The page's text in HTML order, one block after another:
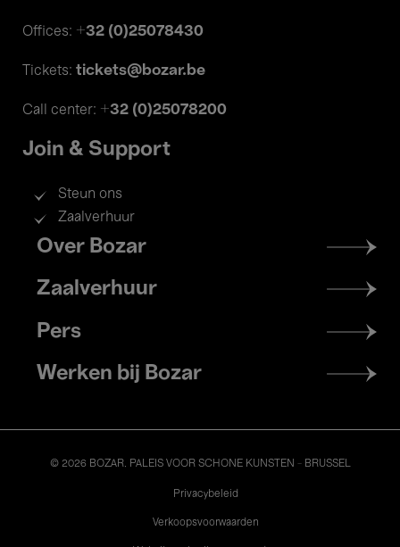
Offices: +32 (0)25078430
Tickets: tickets@bozar.be
Call center: +32 (0)25078200
Join & Support
Steun ons
Zaalverhuur
Footer
menu
Over Bozar
Zaalverhuur
Pers
Werken bij Bozar
© 2026 BOZAR. PALEIS VOOR SCHONE KUNSTEN - BRUSSEL
Privacybeleid
Verkoopsvoorwaarden